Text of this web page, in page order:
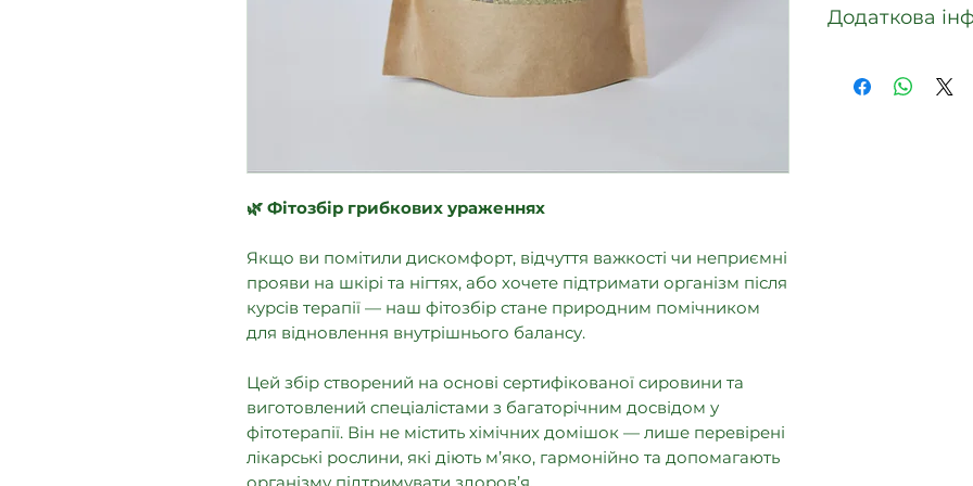
🌿 Фітозбір грибкових ураженнях
Якщо ви помітили дискомфорт, відчуття важкості чи неприємні
прояви на шкірі та нігтях, або хочете підтримати організм після
курсів терапії — наш фітозбір стане природним помічником
для відновлення внутрішнього балансу.
Цей збір створений на основі сертифікованої сировини та
виготовлений спеціалістами з багаторічним досвідом у
фітотерапії. Він не містить хімічних домішок — лише перевірені
лікарські рослини, які діють м’яко, гармонійно та допомагають
Івановичем:
написати у
місці при
Додаткова
001:2022.